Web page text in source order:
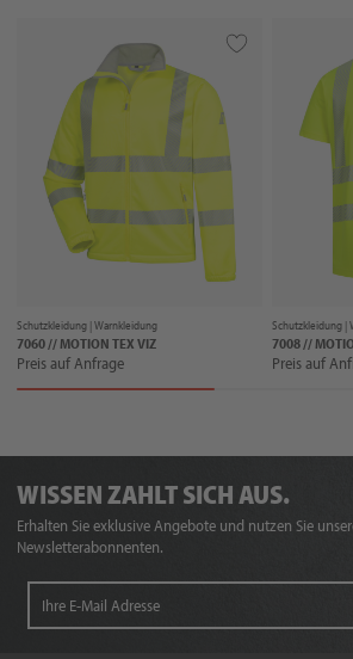
Schutzkleidung |Warnkleidung
7060 // MOTION TEX VIZ
Preis auf Anfrage
Schutzkleidung |
7008 //
Preis auf
WISSEN ZAHLT SICH AUS.
Erhalten Sie exklusive Angebote und nutzen Sie
Newsletterabonnenten.